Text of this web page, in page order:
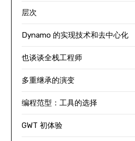
层次
Dynamo 的实现技术和去中心化
也谈谈全栈工程师
多重继承的演变
编程范型：工具的选择
GWT 初体验